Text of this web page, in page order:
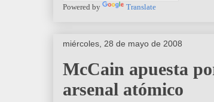
Powered by Translate
miércoles, 28 de mayo de 2008
McCain apuesta
arsenal atómico